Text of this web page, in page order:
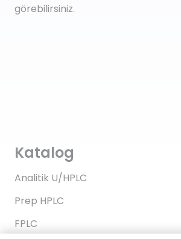
görebilirsiniz.
Katalog
Analitik U/HPLC
Prep HPLC
FPLC